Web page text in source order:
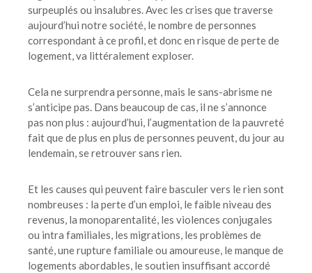
surpeuplés ou insalubres. Avec les crises que traverse
aujourd’hui notre société, le nombre de personnes
correspondant à ce profil, et donc en risque de perte de
logement, va littéralement exploser.
Cela ne surprendra personne, mais le sans-abrisme ne
s’anticipe pas. Dans beaucoup de cas, il ne s’annonce
pas non plus : aujourd’hui, l’augmentation de la pauvreté
fait que de plus en plus de personnes peuvent, du jour au
lendemain, se retrouver sans rien.
Et les causes qui peuvent faire basculer vers le rien sont
nombreuses : la perte d’un emploi, le faible niveau des
revenus, la monoparentalité, les violences conjugales
ou intra familiales, les migrations, les problèmes de
santé, une rupture familiale ou amoureuse, le manque de
logements abordables, le soutien insuffisant accordé